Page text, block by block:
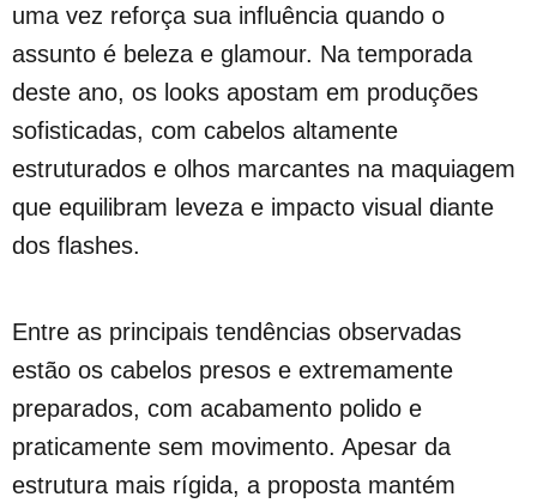
uma vez reforça sua influência quando o
assunto é beleza e glamour. Na temporada
deste ano, os looks apostam em produções
sofisticadas, com cabelos altamente
estruturados e olhos marcantes na maquiagem
que equilibram leveza e impacto visual diante
dos flashes.
Entre as principais tendências observadas
estão os cabelos presos e extremamente
preparados, com acabamento polido e
praticamente sem movimento. Apesar da
estrutura mais rígida, a proposta mantém